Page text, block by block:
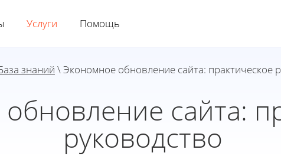
Услуги Помощь
знаний \ Экономное обновление сайта: практическое
сайта:
руководство